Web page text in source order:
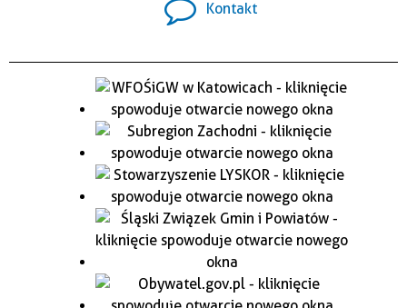
Kontakt